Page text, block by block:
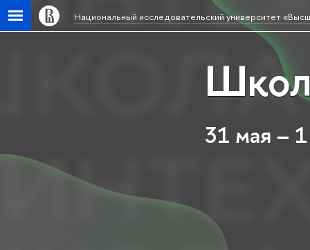
Национальный исследовательский университет
31 мая –